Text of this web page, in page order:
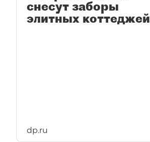
снесут заборы
элитных коттеджей
dp.ru